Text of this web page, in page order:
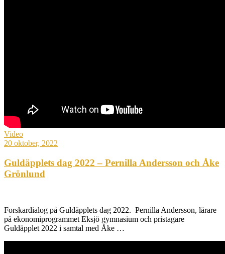
Video
20 oktober, 2022
Guldäpplets dag 2022 – Pernilla Andersson och Åke
Grönlund
Forskardialog på Guldäpplets dag 2022. Pernilla Andersson, lärare
på ekonomiprogrammet Eksjö gymnasium och pristagare
Guldäpplet 2022 i samtal med Åke …